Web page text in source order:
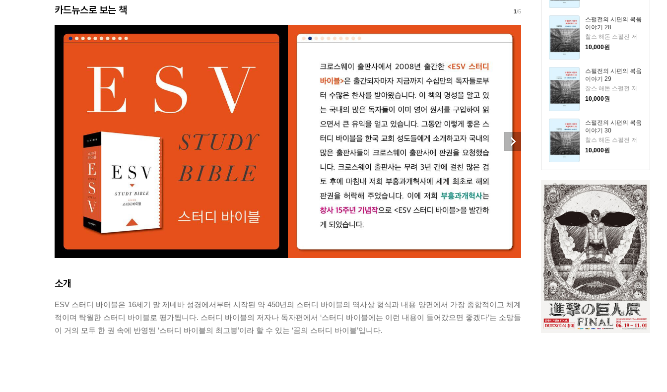
스펄전의 시편의 복음
이야기 28
찰스 해돈 스펄전 저
10,000원
스펄전의 시편의 복음
이야기 29
찰스 해돈 스펄전 저
10,000원
스펄전의 시편의 복음
이야기 30
찰스 해돈 스펄전 저
10,000원
카드뉴스로 보는 책 1/5
소개
ESV 스터디 바이블은 16세기 말 제네바 성경에서부터 시작된 약 450년의 스터디 바이블의 역사상 형식과 내용 양면에서 가장 종합적이고 체계
적이며 탁월한 스터디 바이블로 평가됩니다. 스터디 바이블의 저자나 독자편에서 ‘스터디 바이블에는 이런 내용이 들어갔으면 좋겠다’는 소망들
이 거의 모두 한 권 속에 반영된 ‘스터디 바이블의 최고봉’이라 할 수 있는 ‘꿈의 스터디 바이블’입니다.